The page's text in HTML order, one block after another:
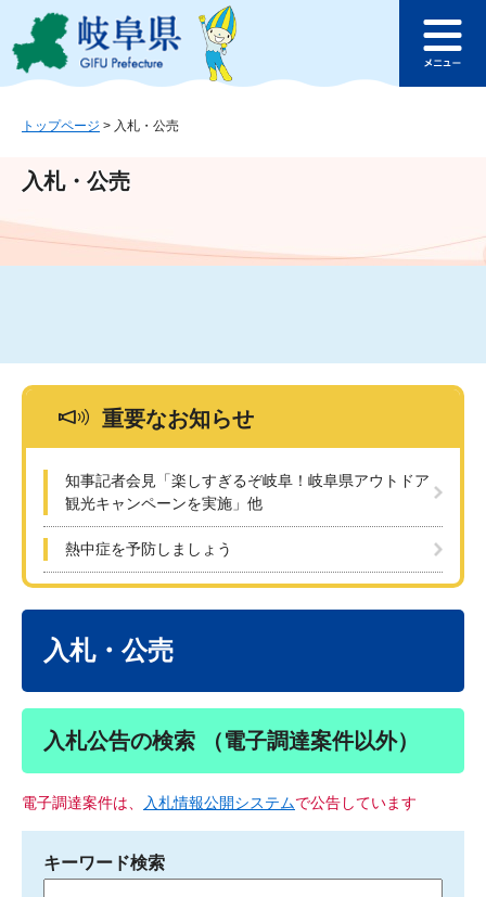
ジ
ュ
文
このページの本文へ
ュ
トップページ > 入札・公売
入札・公売
重要なお知らせ
知事記者会見「楽しすぎるぞ岐阜！岐阜県アウトドア
観光キャンペーンを実施」他
熱中症を予防しましょう
入札・公売
入札公告の検索 （電子調達案件以外）
電子調達案件は、 入札情報公開システムで公告しています
キーワード検索